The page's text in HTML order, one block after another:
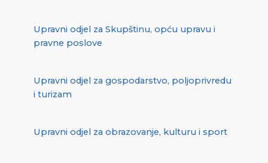
Upravni odjel za Skupštinu, opću upravu i
pravne poslove
Upravni odjel za gospodarstvo, poljoprivredu
i turizam
Upravni odjel za obrazovanje, kulturu i sport